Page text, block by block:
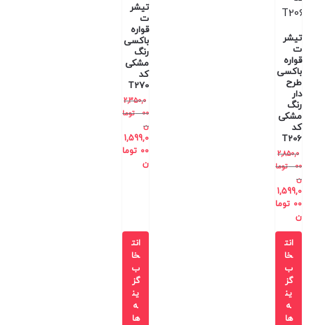
تیشر
ت
قواره
باکسی
طرح
دار
رنگ
مشکی
کد
T206
2,850,0
00
توما
ن
1,599,0
00 توما
ن
انت
خا
ب
گز
ین
ه
ها
تیشر
ت
قواره
باکسی
رنگ
مشکی
کد
T270
2,350,0
00
توما
ن
1,599,0
00 توما
ن
انت
خا
ب
گز
ین
ه
ها